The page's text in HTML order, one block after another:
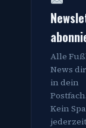
Alle
News
in dein
Postfach.
Kein
jederzeit